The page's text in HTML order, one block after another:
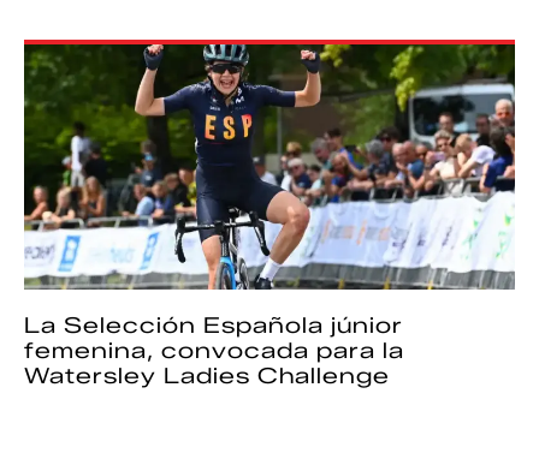
La Selección Española júnior
femenina, convocada para la
Watersley Ladies Challenge